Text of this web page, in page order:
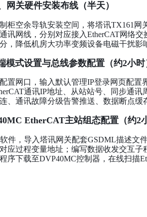
网关硬件安装布线（半天）
柜空余导轨安装空间，将塔讯TX161
讯网线，分别对应接入EtherCAT网络
，降低机房大功率变频设备电磁干扰
模式设置与总线参数配置（约2小时
置网口，输入默认管理IP登录网页配置
通讯IP地址、从站站号、同步通
、通讯故障分级告警推送、数据断点
EtherCAT主站组态配置（约2
件，导入塔讯网关配套GSDML描述文
应过程变量地址；编写数据收发交互
序下载至DVP40MC控制器，在线扫描